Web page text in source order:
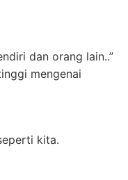
dan orang lain..”
mengenai
kita.